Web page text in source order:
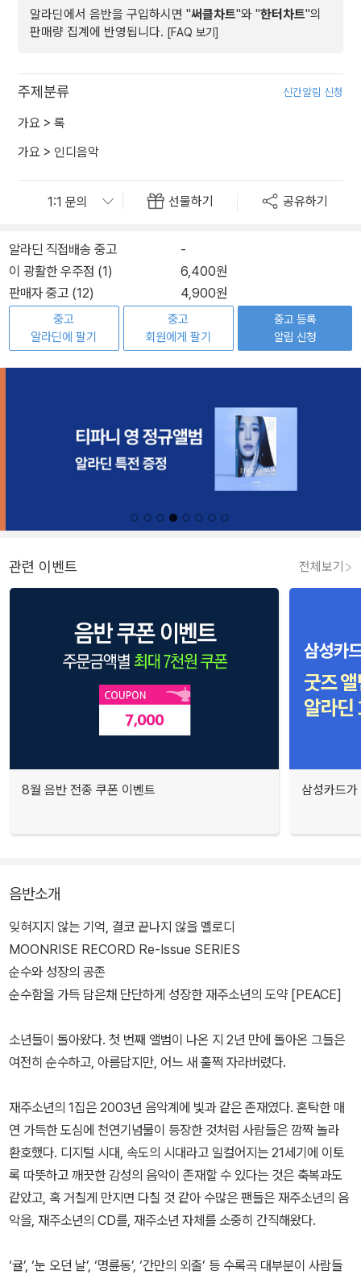
알라딘에서 음반을 구입하시면 "써클차트"와 "한터차트"의
판매량 집계에 반영됩니다. [FAQ 보기]
주제분류 신간알림 신청
가요 > 록
가요 > 인디음악
선물하기 공유하기
알라딘 직접배송 중고
-
이 광활한 우주점 (1)
6,400원
판매자 중고 (12)
4,900원
중고
알라딘에 팔기
중고
회원에게 팔기
중고 등록
알림 신청
관련 이벤트 전체보기
8월 음반 전종 쿠폰 이벤트 삼성카드
음반소개
잊혀지지 않는 기억, 결코 끝나지 않을 멜로디
MOONRISE RECORD Re-Issue SERIES
순수와 성장의 공존
순수함을 가득 담은채 단단하게 성장한 재주소년의 도약 [PEACE]
소년들이 돌아왔다. 첫 번째 앨범이 나온 지 2년 만에 돌아온 그들은
여전히 순수하고, 아름답지만, 어느 새 훌쩍 자라버렸다.
재주소년의 1집은 2003년 음악계에 빛과 같은 존재였다. 혼탁한 매
연 가득한 도심에 천연기념물이 등장한 것처럼 사람들은 깜짝 놀라
환호했다. 디지털 시대, 속도의 시대라고 일컬어지는 21세기에 이토
록 따뜻하고 깨끗한 감성의 음악이 존재할 수 있다는 것은 축복과도
같았고, 혹 거칠게 만지면 다칠 것 같아 수많은 팬들은 재주소년의 음
악을, 재주소년의 CD를, 재주소년 자체를 소중히 간직해왔다.
‘귤’, ‘눈 오던 날’, ‘명륜동’, ‘간만의 외출’ 등 수록곡 대부분이 사람들